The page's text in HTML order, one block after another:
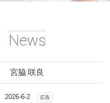
News
宮脇 咲良
2026-6-2 広告